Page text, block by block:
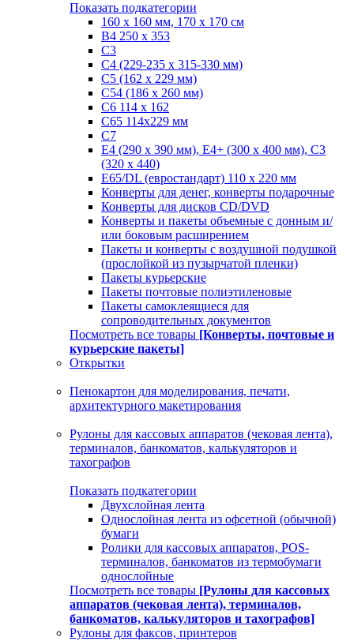
Показать подкатегории
160 х 160 мм, 170 х 170 см
B4 250 х 353
C3
C4 (229-235 х 315-330 мм)
C5 (162 х 229 мм)
C54 (186 x 260 мм)
C6 114 х 162
C65 114х229 мм
C7
Е4 (290 х 390 мм), E4+ (300 х 400 мм), С3
(320 х 440)
Е65/DL (евростандарт) 110 х 220 мм
Конверты для денег, конверты подарочные
Конверты для дисков CD/DVD
Конверты и пакеты объемные с донным и/
или боковым расширением
Пакеты и конверты с воздушной подушкой
(прослойкой из пузырчатой пленки)
Пакеты курьерские
Пакеты почтовые полиэтиленовые
Пакеты самоклеящиеся для
сопроводительных документов
Посмотреть все товары [Конверты, почтовые и
курьерские пакеты]
Открытки
Пенокартон для моделирования, печати,
архитектурного макетирования
Рулоны для кассовых аппаратов (чековая лента),
терминалов, банкоматов, калькуляторов и
тахографов
Показать подкатегории
Двухслойная лента
Однослойная лента из офсетной (обычной)
бумаги
Ролики для кассовых аппаратов, POS-
терминалов, банкоматов из термобумаги
однослойные
Посмотреть все товары [Рулоны для кассовых
аппаратов (чековая лента), терминалов,
банкоматов, калькуляторов и тахографов]
Рулоны для факсов, принтеров